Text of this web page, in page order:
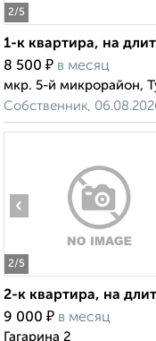
2/5
1-к квартира, на
8 500 ₽ в месяц
мкр. 5-й микрорайон,
Собственник,
2/5
‹
2-к квартира, на
9 000 ₽ в месяц
Гагарина 2